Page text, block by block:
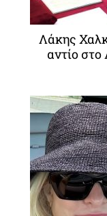
Λάκης
αντίο